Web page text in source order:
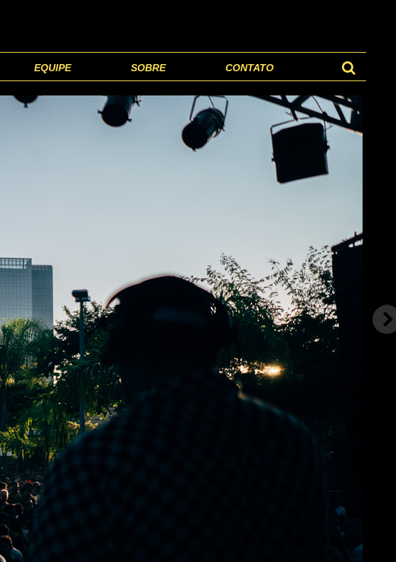
EQUIPE SOBRE CONTATO